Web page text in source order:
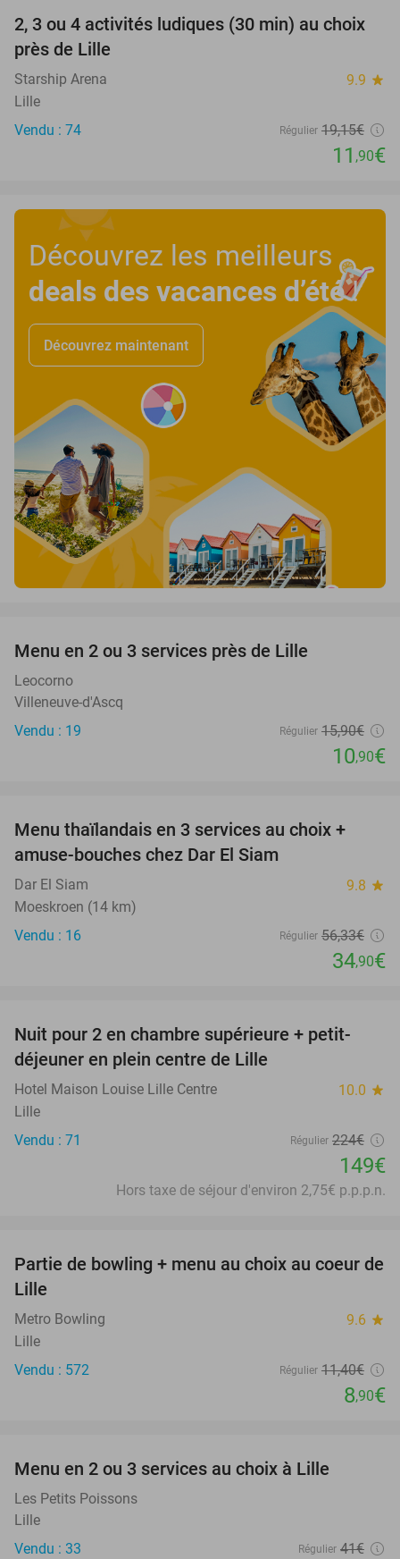
38%
2, 3 ou 4 activités ludiques (30 min) au choix
près de Lille
Starship Arena 9.9 star
Lille
Vendu : 74
Régulier 19,15€
11 ,90€
Découvrez les meilleurs
deals des vacances d’été!
Découvrez maintenant
Menu en 2 ou 3 services près de Lille
Leocorno
Villeneuve-d'Ascq
Vendu : 19
Régulier 15,90€
10,90€
38%
Menu thaïlandais en 3 services au choix +
amuse-bouches chez Dar El Siam
Dar El Siam 9.8 star
Moeskroen (14 km)
Vendu : 16
Régulier 56,33€
34,90€
33%
Nuit pour 2 en chambre supérieure + petit-
déjeuner en plein centre de Lille
Hotel Maison Louise Lille Centre 10.0 star
Lille
Vendu : 71
Régulier 224€
149€
Hors taxe de séjour d'environ 2,75€ p.p.p.n.
22%
Partie de bowling + menu au choix au coeur de
Lille
Metro Bowling 9.6 star
Lille
Vendu : 572
Régulier 11,40€
8,90€
Menu en 2 ou 3 services au choix à Lille
Les Petits Poissons
Lille
Vendu : 33
Régulier 41€